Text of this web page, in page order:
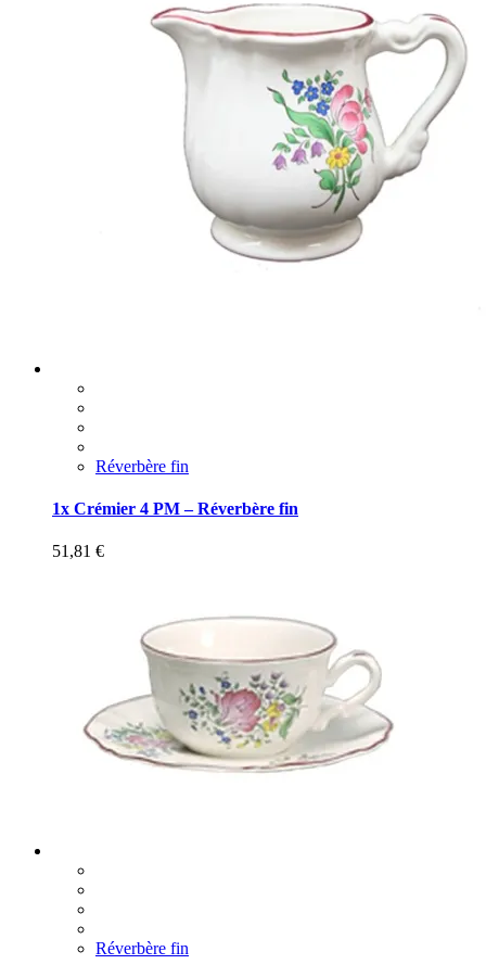
Réverbère fin
1x Crémier 4 PM – Réverbère fin
51,81 €
Réverbère fin